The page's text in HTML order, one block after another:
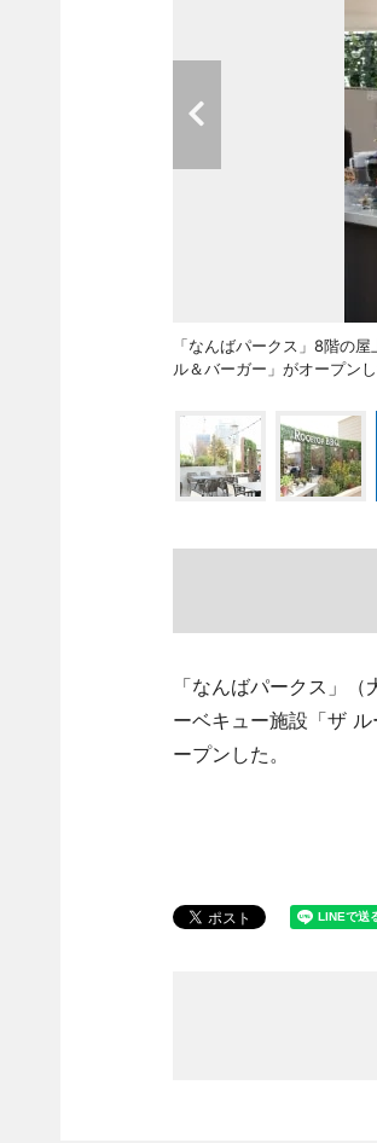
「なんばパークス」8階の
ル＆バーガー」がオープン
「なんばパークス」
ーベキュー施設「ザ
ープンした。